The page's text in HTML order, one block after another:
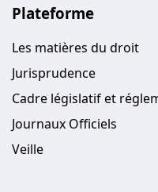
Plateforme
Les matières du droit
Jurisprudence
Cadre législatif et
Journaux Officiels
Veille